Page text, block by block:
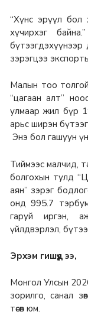
“Хүнс эрүүл
хүчирхэг
зэрэгцээ
Малын тоо толгой
“цагаан алт”
улмаар жил бүр
арьс ширэн
Энэ бол гашуун
Тиймээс малчид,
болгохын тулд
аян” зэрэг
онд 995.7 тэрбум
гаруй иргэн,
үйлдвэрлэл,
Эрхэм гишүүд ээ,
Монгол Улсын
зорилго, санал
төсөв юм.